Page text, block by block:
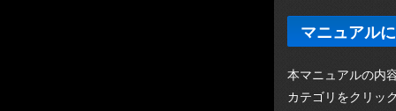
マニュアル
本マニュアルの内
カテゴリをクリッ